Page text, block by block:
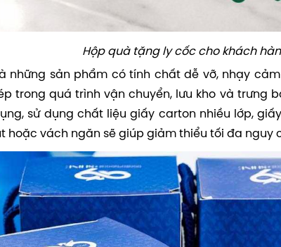
Hộp quà tặng ly cốc cho khách
những sản phẩm có tính chất dễ vỡ, nhạy
trong quá trình vận chuyển, lưu kho và trưng
sử dụng chất liệu giấy carton nhiều lớp,
hoặc vách ngăn sẽ giúp giảm thiểu tối đa nguy